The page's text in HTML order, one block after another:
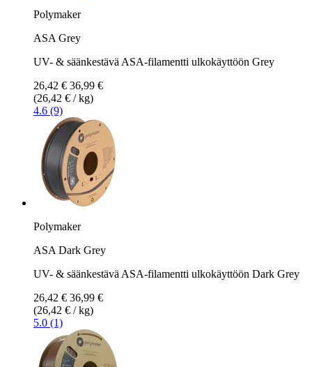
Polymaker
ASA Grey
UV- & säänkestävä ASA-filamentti ulkokäyttöön Grey
26,42 € 36,99 €
(26,42 € / kg)
4.6 (9)
Polymaker
ASA Dark Grey
UV- & säänkestävä ASA-filamentti ulkokäyttöön Dark Grey
26,42 € 36,99 €
(26,42 € / kg)
5.0 (1)